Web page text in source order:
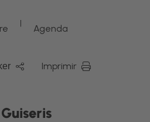
| Agenda
Imprimir